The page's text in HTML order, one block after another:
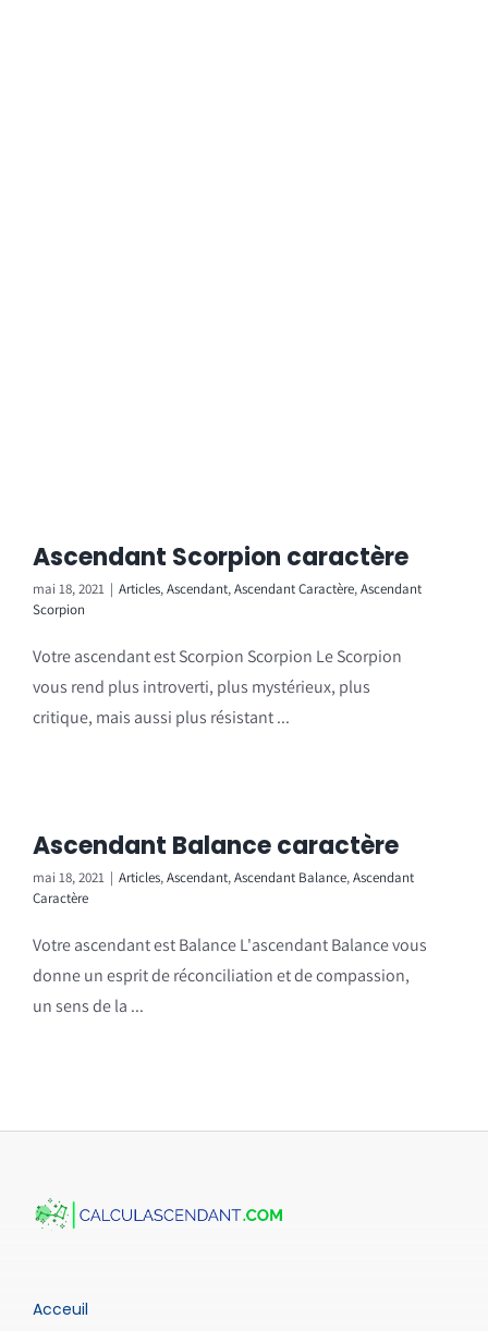
Ascendant Scorpion caractère
mai 18, 2021 | Articles,Ascendant,Ascendant Caractère,Ascendant
Scorpion
Votre ascendant est Scorpion Scorpion Le Scorpion
vous rend plus introverti, plus mystérieux, plus
critique, mais aussi plus résistant ...
Ascendant Balance caractère
mai 18, 2021 | Articles,Ascendant,Ascendant Balance,Ascendant
Caractère
Votre ascendant est Balance L'ascendant Balance vous
donne un esprit de réconciliation et de compassion,
un sens de la ...
Acceuil